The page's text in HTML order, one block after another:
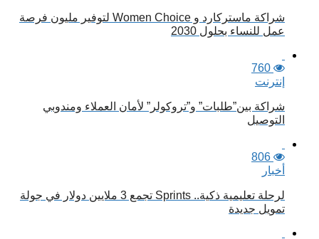
شراكة ماستركارد و Women Choice لتوفير مليون فرصة
عمل للنساء بحلول 2030
760
إنترنت
شراكة بين”طلبات” و”تروكولر” لأمان العملاء ومندوبي
التوصيل
806
أخبار
لرحلة تعليمية ذكية.. Sprints تجمع 3 ملايين دولار في جولة
تمويل جديدة